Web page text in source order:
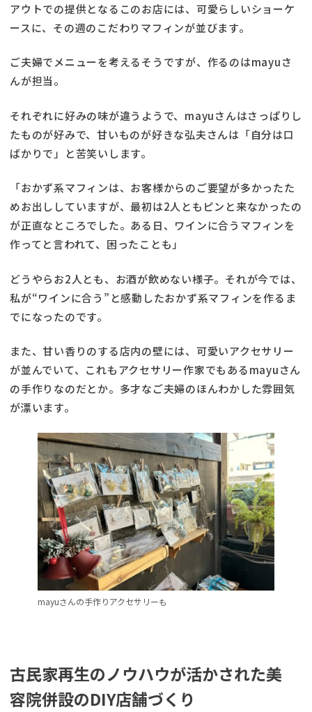
アウトでの提供となるこのお店には、可愛らしいショーケ
ースに、その週のこだわりマフィンが並びます。
ご夫婦でメニューを考えるそうですが、作るのはmayuさ
んが担当。
それぞれに好みの味が違うようで、mayuさんはさっぱりし
たものが好みで、甘いものが好きな弘夫さんは「自分は口
ばかりで」と苦笑いします。
「おかず系マフィンは、お客様からのご要望が多かったた
めお出ししていますが、最初は2人ともピンと来なかったの
が正直なところでした。ある日、ワインに合うマフィンを
作ってと言われて、困ったことも」
どうやらお2人とも、お酒が飲めない様子。それが今では、
私が“ワインに合う”と感動したおかず系マフィンを作るま
でになったのです。
また、甘い香りのする店内の壁には、可愛いアクセサリー
が並んでいて、これもアクセサリー作家でもあるmayuさん
の手作りなのだとか。多才なご夫婦のほんわかした雰囲気
が漂います。
mayuさんの手作りアクセサリーも
古民家再生のノウハウが活かされた美
容院併設のDIY店舗づくり